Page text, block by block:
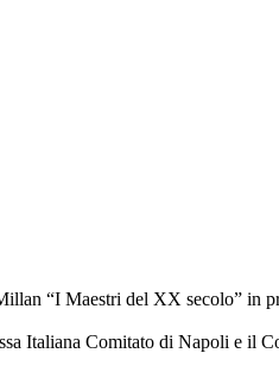
“I Maestri del XX secolo” in
Italiana Comitato di Napoli e il